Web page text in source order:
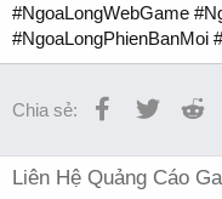
#NgoaLongWebGame
#NgoaLongPhienBanMoi
Chia sẻ: Facebook
Twitter
Liên Hệ Quảng Cáo